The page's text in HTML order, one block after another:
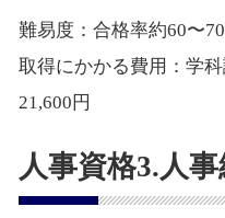
難易度：合格率約60〜
取得にかかる費用：学
21,600円
人事資格3.人